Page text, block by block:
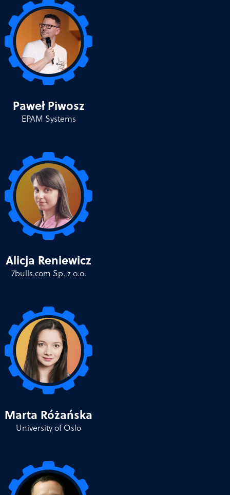
Paweł Piwosz
EPAM Systems
Alicja Reniewicz
7bulls.com Sp. z o.o.
Marta Różańska
University of Oslo